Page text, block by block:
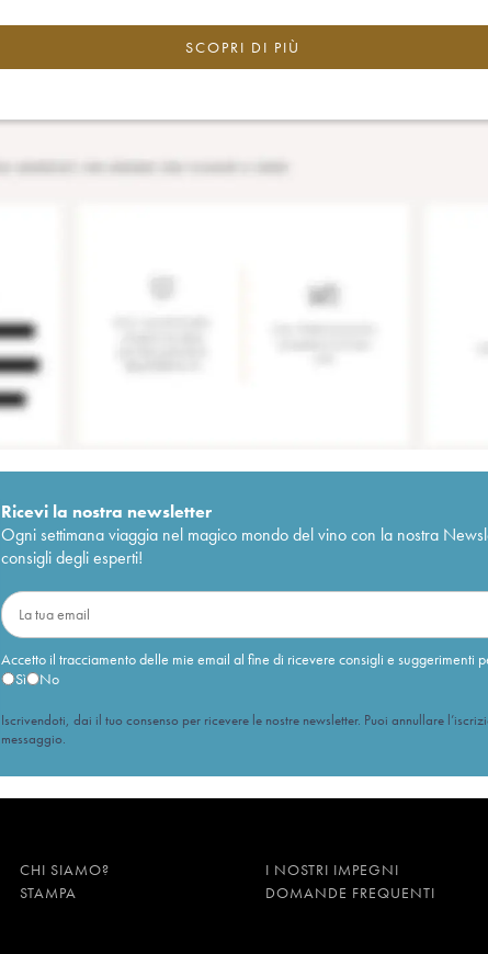
SCOPRI DI PIÙ
Ricevi la nostra newsletter
Ogni settimana viaggia nel magico mondo del vino con la nostra
consigli degli esperti!
Accetto il tracciamento delle mie email al fine di ricevere consigli e suggerimenti
Sì
No
Iscrivendoti, dai il tuo consenso per ricevere le nostre newsletter. Puoi annullare
messaggio.
CHI SIAMO?
I NOSTRI IMPEGNI
STAMPA DOMANDE FREQUENTI